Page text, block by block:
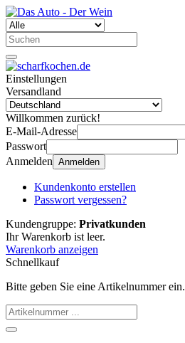
Einstellungen
Versandland
Willkommen zurück!
E-Mail-Adresse
Passwort
Anmelden Anmelden
Kundenkonto erstellen
Passwort vergessen?
Kundengruppe: Privatkunden
Ihr Warenkorb ist leer.
Warenkorb anzeigen
Schnellkauf
Bitte geben Sie eine Artikelnummer ein.